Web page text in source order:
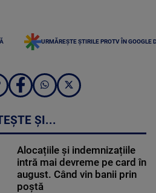
URMĂREȘTE ȘTIRILE PROTV ÎN GOOGLE
ȘI...
Alocațiile și indemnizațiile
intră mai devreme pe card în
august. Când vin banii prin
poștă